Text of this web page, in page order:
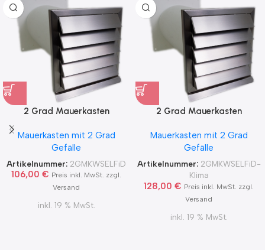
2 Grad Mauerkasten
Kondensatablauf auch mit
Blower Door Test und
Zertifikat Ø100, 125, 150
2Grad MKWSELFiD
Mauerkasten mit 2 Grad
Gefälle
Artikelnummer: 2GMKWSELFiD
106,00 € Preis inkl. MwSt. zzgl.
Versand
inkl. 19 % MwSt.
2 Grad Mauerkasten
Kondensatablauf für
Klimageräte Ø150 2Grad
MKWSELFiD
Mauerkasten mit 2 Grad
Gefälle
Artikelnummer: 2GMKWSELFiD-
Klima
128,00 € Preis inkl. MwSt. zzgl.
Versand
inkl. 19 % MwSt.